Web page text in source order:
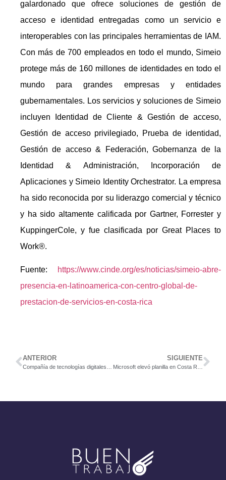
galardonado que ofrece soluciones de gestión de
acceso e identidad entregadas como un servicio e
interoperables con las principales herramientas de IAM.
Con más de 700 empleados en todo el mundo, Simeio
protege más de 160 millones de identidades en todo el
mundo para grandes empresas y entidades
gubernamentales. Los servicios y soluciones de Simeio
incluyen Identidad de Cliente & Gestión de acceso,
Gestión de acceso privilegiado, Prueba de identidad,
Gestión de acceso & Federación, Gobernanza de la
Identidad & Administración, Incorporación de
Aplicaciones y Simeio Identity Orchestrator. La empresa
ha sido reconocida por su liderazgo comercial y técnico
y ha sido altamente calificada por Gartner, Forrester y
KuppingerCole, y fue clasificada por Great Places to
Work®.
Fuente:
https://www.cinde.org/es/noticias/simeio-abre-
presencia-en-latinoamerica-con-centro-global-de-
prestacion-de-servicios-en-costa-rica
ANTERIOR
Compañía de tecnologías digitales GFT contratará a 40 personas más en Costa Rica
SIGUIENTE
Microsoft elevó planilla en Costa Rica 25 veces en cuatro años